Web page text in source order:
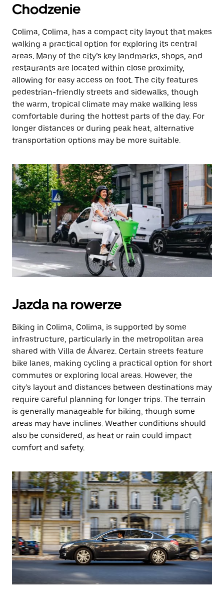
Chodzenie
Colima, Colima, has a compact city layout that makes
walking a practical option for exploring its central
areas. Many of the city’s key landmarks, shops, and
restaurants are located within close proximity,
allowing for easy access on foot. The city features
pedestrian-friendly streets and sidewalks, though
the warm, tropical climate may make walking less
comfortable during the hottest parts of the day. For
longer distances or during peak heat, alternative
transportation options may be more suitable.
Jazda na rowerze
Biking in Colima, Colima, is supported by some
infrastructure, particularly in the metropolitan area
shared with Villa de Álvarez. Certain streets feature
bike lanes, making cycling a practical option for short
commutes or exploring local areas. However, the
city’s layout and distances between destinations may
require careful planning for longer trips. The terrain
is generally manageable for biking, though some
areas may have inclines. Weather conditions should
also be considered, as heat or rain could impact
comfort and safety.